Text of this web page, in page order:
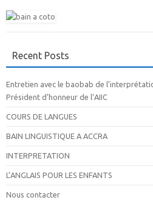
Recent Posts
Entretien avec le baobab de
Président d’honneur de l’AIIC
COURS DE LANGUES
BAIN LINGUISTIQUE A ACCRA
INTERPRETATION
L’ANGLAIS POUR LES ENFANTS
Nous contacter